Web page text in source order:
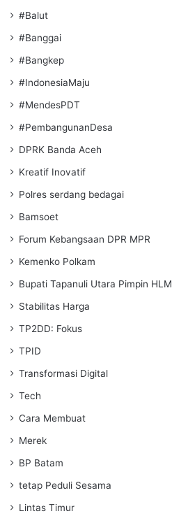
#Balut
#Banggai
#Bangkep
#IndonesiaMaju
#MendesPDT
#PembangunanDesa
DPRK Banda Aceh
Kreatif Inovatif
Polres serdang bedagai
Bamsoet
Forum Kebangsaan DPR MPR
Kemenko Polkam
‎Bupati Tapanuli Utara Pimpin HLM
Stabilitas Harga
TP2DD: Fokus
TPID
Transformasi Digital
Tech
Cara Membuat
Merek
BP Batam
tetap Peduli Sesama
Lintas Timur